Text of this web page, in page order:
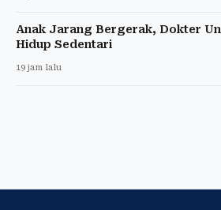
Anak Jarang Bergerak, Dokter
Hidup Sedentari
19 jam lalu